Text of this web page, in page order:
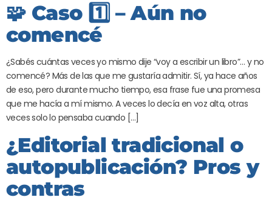
🧩 Caso 1️⃣ – Aún no
comencé
¿Sabés cuántas veces yo mismo dije “voy a escribir un libro”… y no
comencé? Más de las que me gustaría admitir. Sí, ya hace años
de eso, pero durante mucho tiempo, esa frase fue una promesa
que me hacía a mí mismo. A veces lo decía en voz alta, otras
veces solo lo pensaba cuando […]
¿Editorial tradicional o
autopublicación? Pros y
contras